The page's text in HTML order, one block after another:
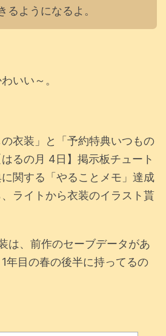
るようになるよ。
いい～。
衣装」と「予約特典いつもの
るの月 4日】掲示板チュート
関する「やることメモ」達成
ライトから衣装のイラスト貰
は、前作のセーブデータがあ
年目の春の後半に持ってるの